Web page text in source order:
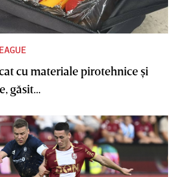
cu materiale pirotehnice şi
găsit...